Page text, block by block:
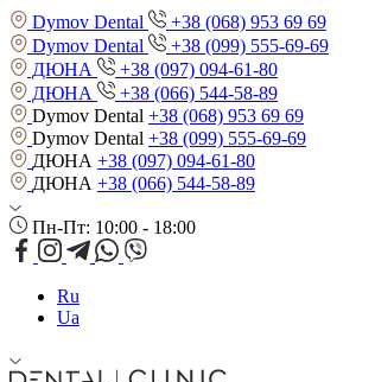
Dymov Dental
+38 (068) 953 69 69
Dymov Dental
+38 (099) 555-69-69
ДЮНА
+38 (097) 094-61-80
ДЮНА
+38 (066) 544-58-89
Dymov Dental +38 (068) 953 69 69
Dymov Dental +38 (099) 555-69-69
ДЮНА +38 (097) 094-61-80
ДЮНА +38 (066) 544-58-89
Пн-Пт: 10:00 - 18:00
Ru
Ua